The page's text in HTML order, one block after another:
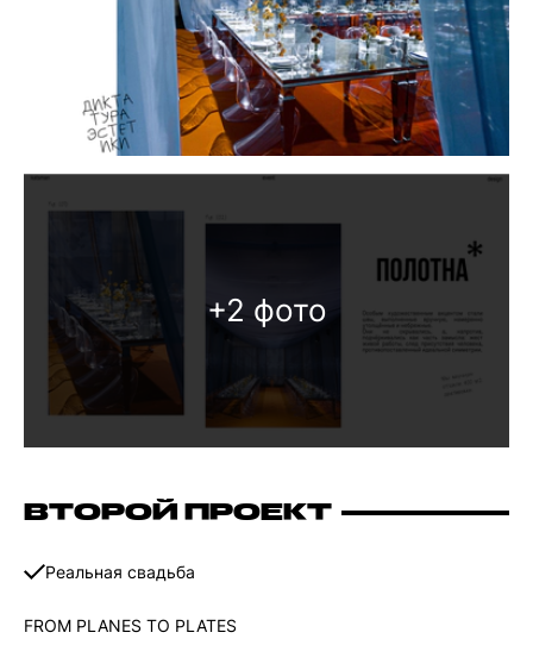
+2 фото
ВТОРОЙ ПРОЕКТ
Реальная свадьба
FROM PLANES TO PLATES